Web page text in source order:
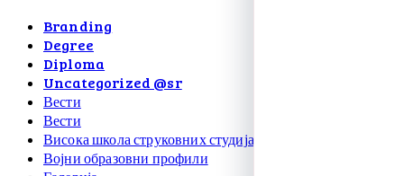
Branding
Degree
Diploma
Uncategorized @sr
Вести
Вести
Висока школа струковних студија
Војни образовни профили